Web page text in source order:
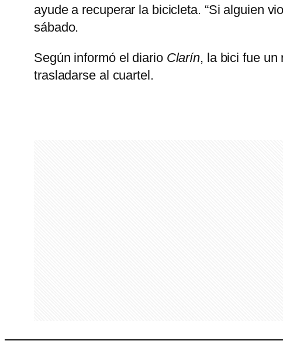
ayude a recuperar la bicicleta. “Si alguien
sábado.
Según informó el diario Clarín, la bici fue un
trasladarse al cuartel.